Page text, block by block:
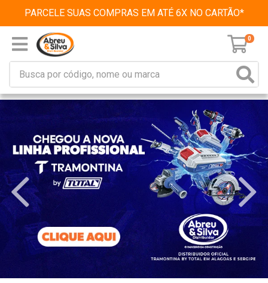
PARCELE SUAS COMPRAS EM ATÉ 6X NO CARTÃO*
0